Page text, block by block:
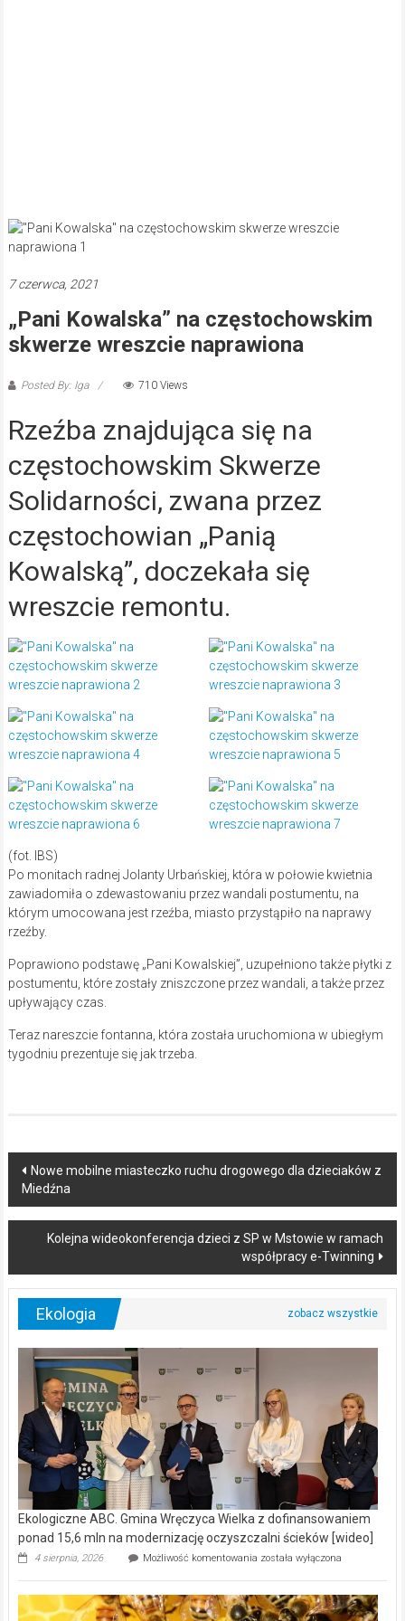
7 czerwca, 2021
„Pani Kowalska” na częstochowskim
skwerze wreszcie naprawiona
Posted By: Iga 710 Views
Rzeźba znajdująca się na
częstochowskim Skwerze
Solidarności, zwana przez
częstochowian „Panią
Kowalską”, doczekała się
wreszcie remontu.
(fot. IBS)
Po monitach radnej Jolanty Urbańskiej, która w połowie kwietnia
zawiadomiła o zdewastowaniu przez wandali postumentu, na
którym umocowana jest rzeźba, miasto przystąpiło na naprawy
rzeźby.
Poprawiono podstawę „Pani Kowalskiej”, uzupełniono także płytki z
postumentu, które zostały zniszczone przez wandali, a także przez
upływający czas.
Teraz nareszcie fontanna, która została uruchomiona w ubiegłym
tygodniu prezentuje się jak trzeba.
Post
navigation
Nowe mobilne miasteczko ruchu drogowego dla dzieciaków z
Miedźna
Kolejna wideokonferencja dzieci z SP w Mstowie w ramach
współpracy e-Twinning
Ekologia
Ekologiczne ABC. Gmina Wręczyca Wielka z dofinansowaniem
ponad 15,6 mln na modernizację oczyszczalni ścieków [wideo]
4 sierpnia, 2026 Możliwość komentowania Ekologiczne
Wręczyca
Wielka
została wyłączona